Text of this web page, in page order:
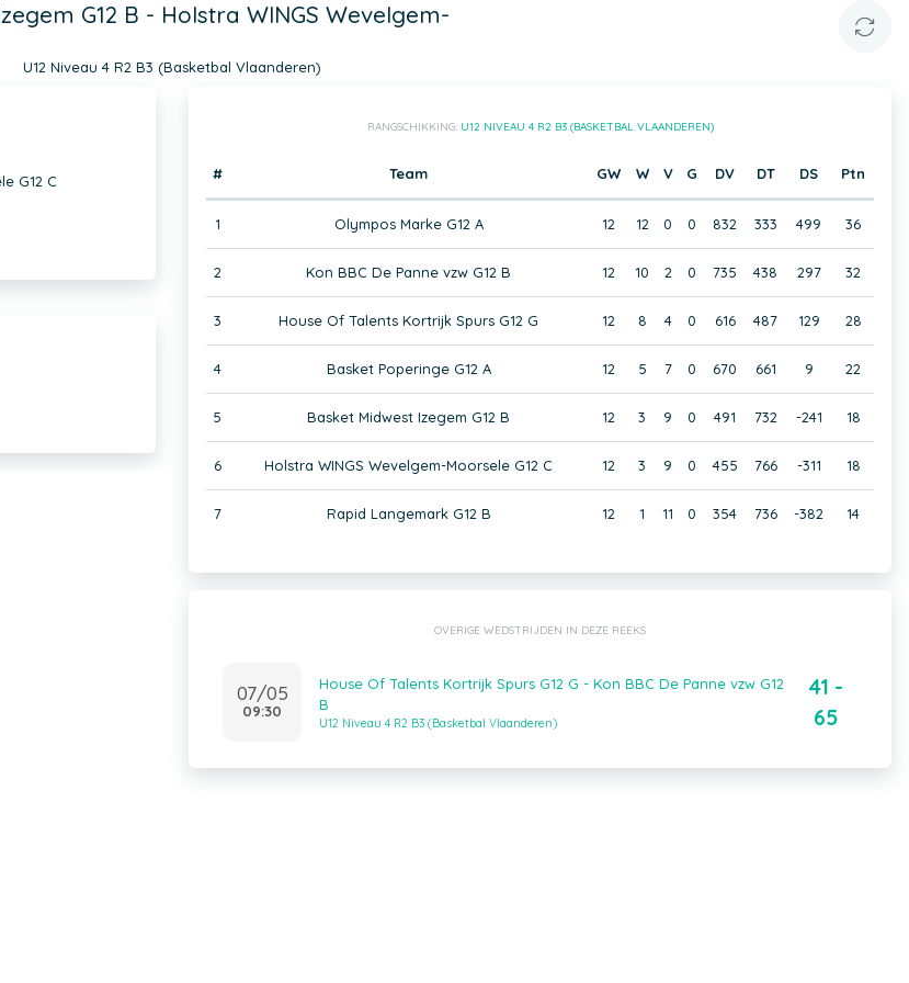
G12 B - Holstra WINGS Wevelgem-
U12 Niveau 4 R2 B3 (Basketbal Vlaanderen)
G12 C
RANGSCHIKKING: U12 NIVEAU 4 R2 B3 (BASKETBAL VLAANDEREN)
# Team GW W V G DV DT DS Ptn
1 Olympos Marke G12 A 12 12 0 0 832 333 499 36
2 Kon BBC De Panne vzw G12 B 12 10 2 0 735 438 297 32
3 House Of Talents Kortrijk Spurs G12 G 12 8 4 0 616 487 129 28
4 Basket Poperinge G12 A 12 5 7 0 670 661 9 22
5 Basket Midwest Izegem G12 B 12 3 9 0 491 732 -241 18
6 Holstra WINGS Wevelgem-Moorsele G12 C 12 3 9 0 455 766 -311 18
7 Rapid Langemark G12 B 12 1 11 0 354 736 -382 14
OVERIGE WEDSTRIJDEN IN DEZE REEKS
07/05
09:30
House Of Talents Kortrijk Spurs G12 G - Kon BBC De Panne vzw G12
B
U12 Niveau 4 R2 B3 (Basketbal Vlaanderen)
41 -
65